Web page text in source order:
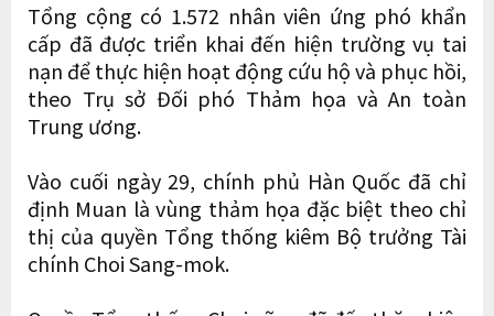
Tổng cộng có 1.572 nhân viên ứng phó khẩn
cấp đã được triển khai đến hiện trường vụ tai
nạn để thực hiện hoạt động cứu hộ và phục hồi,
theo Trụ sở Đối phó Thảm họa và An toàn
Trung ương.
Vào cuối ngày 29, chính phủ Hàn Quốc đã chỉ
định Muan là vùng thảm họa đặc biệt theo chỉ
thị của quyền Tổng thống kiêm Bộ trưởng Tài
chính Choi Sang-mok.